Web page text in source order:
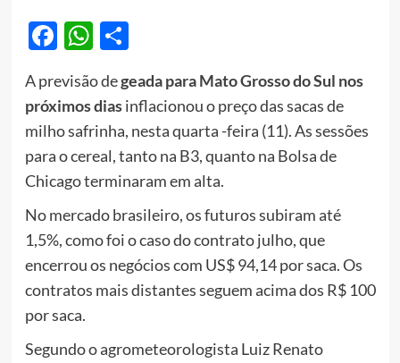
Facebook
WhatsApp
Share
A previsão degeada para Mato Grosso do Sul nos
próximos diasinflacionou o preço das sacas de
milho safrinha, nesta quarta -feira (11). As sessões
para o cereal, tanto na B3, quanto na Bolsa de
Chicago terminaram em alta.
No mercado brasileiro, os futuros subiram até
1,5%, como foi o caso do contrato julho, que
encerrou os negócios com US$ 94,14 por saca. Os
contratos mais distantes seguem acima dos R$ 100
por saca.
Segundo o agrometeorologista Luiz Renato